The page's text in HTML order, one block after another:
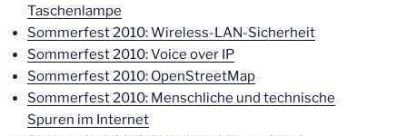
Taschenlampe
Sommerfest 2010: Wireless-LAN-Sicherheit
Sommerfest 2010: Voice over IP
Sommerfest 2010: OpenStreetMap
Sommerfest 2010: Menschliche und technische
Spuren im Internet